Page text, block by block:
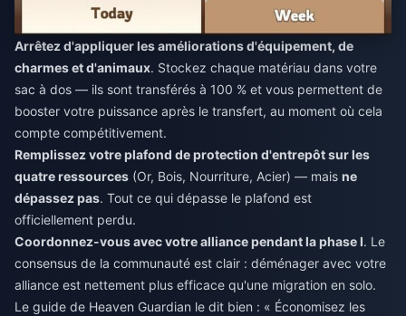
Arrêtez d'appliquer les améliorations d'équipement, de
charmes et d'animaux. Stockez chaque matériau dans votre
sac à dos — ils sont transférés à 100 % et vous permettent de
booster votre puissance après le transfert, au moment où cela
compte compétitivement.
Remplissez votre plafond de protection d'entrepôt sur les
quatre ressources (Or, Bois, Nourriture, Acier) — mais ne
dépassez pas. Tout ce qui dépasse le plafond est
officiellement perdu.
Coordonnez-vous avec votre alliance pendant la phase I. Le
consensus de la communauté est clair : déménager avec votre
alliance est nettement plus efficace qu'une migration en solo.
Le guide de Heaven Guardian le dit bien : « Économisez les